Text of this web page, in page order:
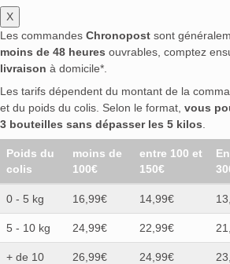
X
Les commandes Chronopost sont
moins de 48 heures ouvrables, comptez
livraison à domicile*.
Les tarifs dépendent du montant de la
et du poids du colis. Selon le format, vous
3 bouteilles sans dépasser les 5 kilos
Poids du
colis
moins de
100€
entre 100 et
150€
0 - 5 kg 16,99€ 14,99€
5 - 10 kg 24,99€ 22,99€
+ de 10
26,99€ 24,99€